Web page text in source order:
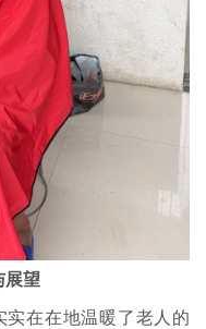
望
在在地温暖了老人的